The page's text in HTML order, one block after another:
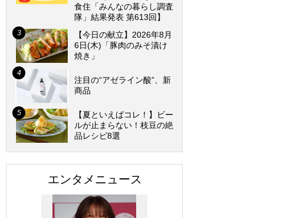
食住「みんなの暮らし調査
隊」結果発表 第613回】
【今日の献立】2026年8月
6日(木)「豚肉のみそ漬け
焼き」
注目の“アゼライン酸”、新
商品
【夏といえばコレ！】ビー
ルが止まらない！枝豆の絶
品レシピ8選
エンタメニュース